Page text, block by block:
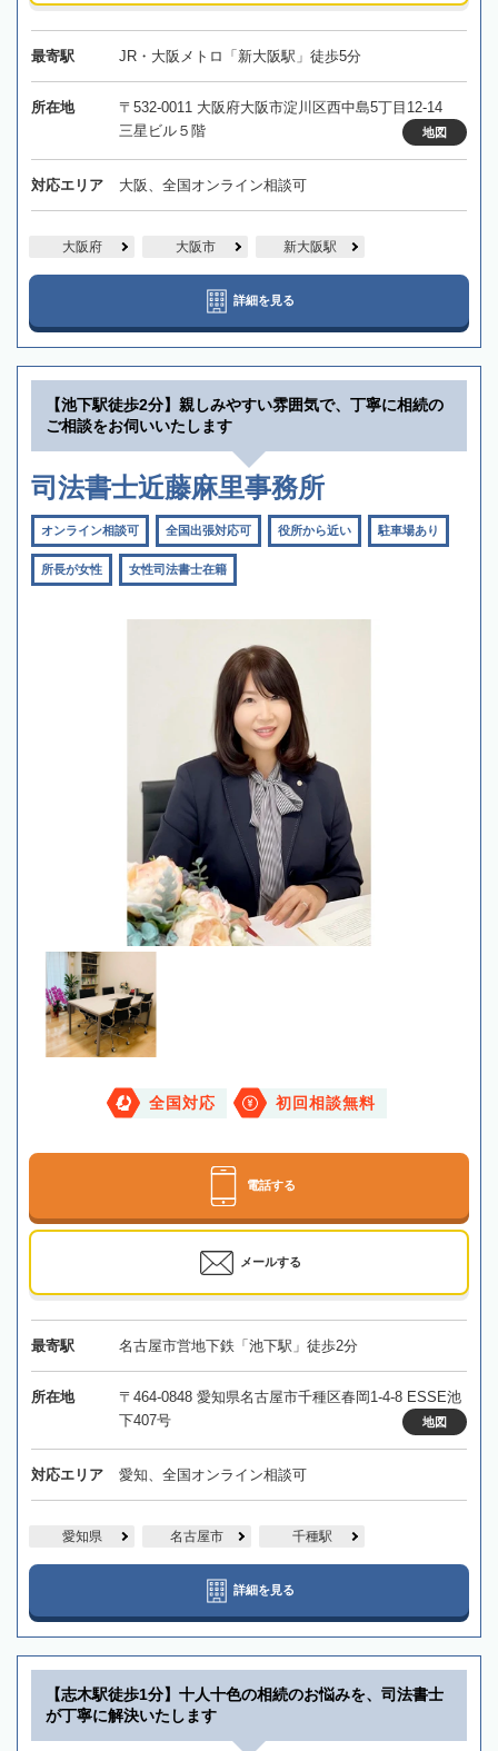
最寄駅 JR・大阪メトロ「新大阪駅」徒歩5分
所在地
〒532-0011 大阪府大阪市淀川区西中島5丁目12-14
三星ビル５階
地図
対応エリア 大阪、全国オンライン相談可
大阪府 大阪市 新大阪駅
詳細を見る
【池下駅徒歩2分】親しみやすい雰囲気で、丁寧に相続の
ご相談をお伺いいたします
司法書士近藤麻里事務所
オンライン相談可 全国出張対応可 役所から近い 駐車場あり
所長が女性 女性司法書士在籍
全国対応 初回相談無料
電話する
メールする
最寄駅 名古屋市営地下鉄「池下駅」徒歩2分
所在地
〒464-0848 愛知県名古屋市千種区春岡1-4-8 ESSE池
下407号
地図
対応エリア 愛知、全国オンライン相談可
愛知県 名古屋市 千種駅
詳細を見る
【志木駅徒歩1分】十人十色の相続のお悩みを、司法書士
が丁寧に解決いたします